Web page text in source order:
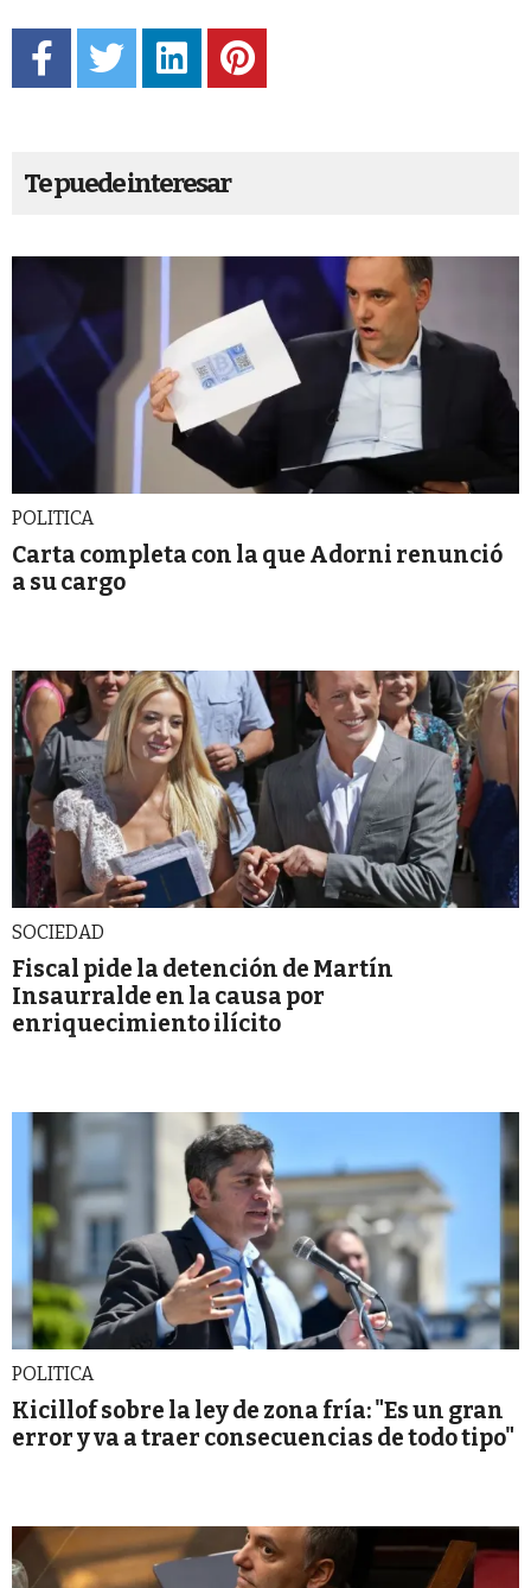
Te puede interesar
POLITICA
Carta completa con la que Adorni renunció
a su cargo
SOCIEDAD
Fiscal pide la detención de Martín
Insaurralde en la causa por
enriquecimiento ilícito
POLITICA
Kicillof sobre la ley de zona fría: "Es un gran
error y va a traer consecuencias de todo tipo"